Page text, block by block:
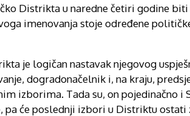
Distrikta u naredne četiri godine biti
imenovanja stoje određene
je logičan nastavak njegovog
dogradonačelnik i, na kraju,
izborima. Tada su, on pojedinačno
će poslednji izbori u Distriktu ostati